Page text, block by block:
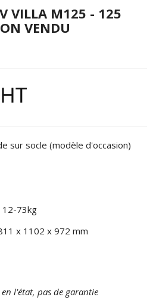
VILLA M125 - 125
VENDU
HT
sur socle (modèle d'occasion)
12-73kg
x 1102 x 972 mm
l'état, pas de garantie